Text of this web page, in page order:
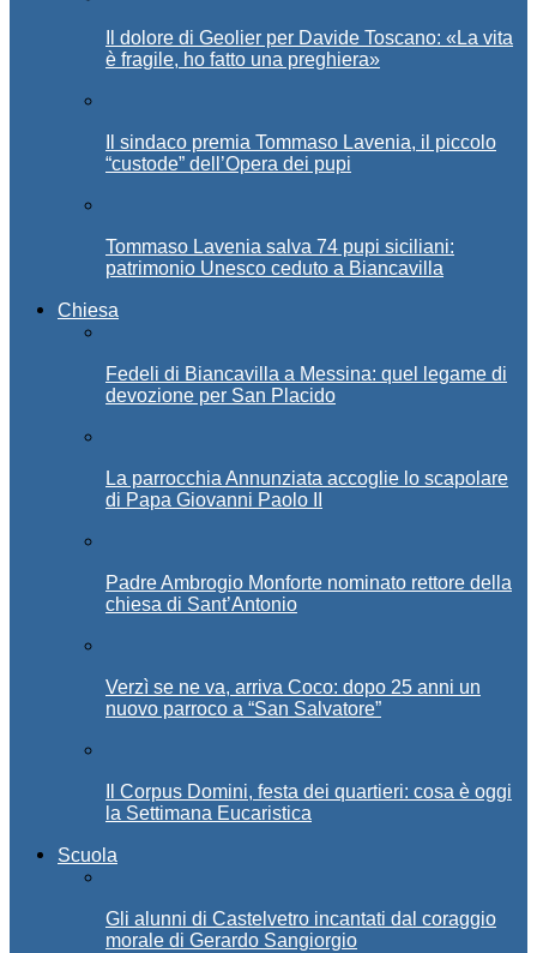
Il dolore di Geolier per Davide Toscano: «La vita
è fragile, ho fatto una preghiera»
Il sindaco premia Tommaso Lavenia, il piccolo
“custode” dell’Opera dei pupi
Tommaso Lavenia salva 74 pupi siciliani:
patrimonio Unesco ceduto a Biancavilla
Chiesa
Fedeli di Biancavilla a Messina: quel legame di
devozione per San Placido
La parrocchia Annunziata accoglie lo scapolare
di Papa Giovanni Paolo II
Padre Ambrogio Monforte nominato rettore della
chiesa di Sant’Antonio
Verzì se ne va, arriva Coco: dopo 25 anni un
nuovo parroco a “San Salvatore”
Il Corpus Domini, festa dei quartieri: cosa è oggi
la Settimana Eucaristica
Scuola
Gli alunni di Castelvetro incantati dal coraggio
morale di Gerardo Sangiorgio